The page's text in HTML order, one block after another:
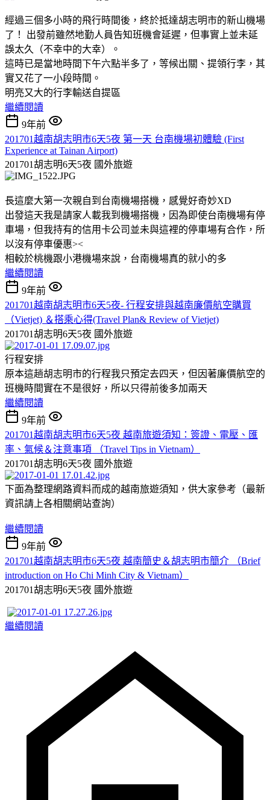
經過三個多小時的飛行時間後，終於抵達胡志明市的新山機場
了！ 出發前雖然地勤人員告知班機會延遲，但事實上並未延
誤太久（不幸中的大幸）。
這時已是當地時間下午六點半多了，等候出關、提領行李，其
實又花了一小段時間。
明亮又大的行李輸送自提區
繼續閱讀
9年前
201701越南胡志明市6天5夜 第一天 台南機場初體驗 (First
Experience at Tainan Airport)
201701胡志明6天5夜 國外旅遊
長這麼大第一次親自到台南機場搭機，感覺好奇妙XD
出發這天我是請家人載我到機場搭機，因為即使台南機場有停
車場，但我持有的信用卡公司並未與這裡的停車場有合作，所
以沒有停車優惠><
相較於桃機跟小港機場來說，台南機場真的就小的多
繼續閱讀
9年前
201701越南胡志明市6天5夜- 行程安排與越南廉價航空購買
（Vietjet) ＆搭乘心得(Travel Plan& Review of Vietjet)
201701胡志明6天5夜 國外旅遊
行程安排
原本這趟胡志明市的行程我只預定去四天，但因著廉價航空的
班機時間實在不是很好，所以只得前後多加兩天
繼續閱讀
9年前
201701越南胡志明市6天5夜 越南旅遊須知：簽證、電壓、匯
率、氣候＆注意事項 （Travel Tips in Vietnam）
201701胡志明6天5夜 國外旅遊
下面為整理網路資料而成的越南旅遊須知，供大家參考（最新
資訊請上各相關網站查詢）
繼續閱讀
9年前
201701越南胡志明市6天5夜 越南簡史＆胡志明市簡介 （Brief
introduction on Ho Chi Minh City & Vietnam）
201701胡志明6天5夜 國外旅遊
繼續閱讀